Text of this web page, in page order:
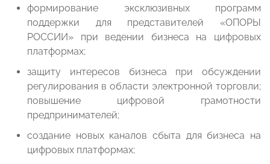
формирование эксклюзивных программ
поддержки для представителей «ОПОРЫ
РОССИИ» при ведении бизнеса на цифровых
платформах;
защиту интересов бизнеса при обсуждении
регулирования в области электронной торговли;
повышение цифровой грамотности
предпринимателей;
создание новых каналов сбыта для бизнеса на
цифровых платформах;